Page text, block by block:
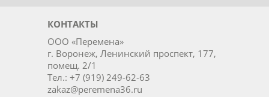
КОНТАКТЫ
ООО «Перемена»
г. Воронеж, Ленинский проспект, 177,
помещ. 2/1
Тел.: +7 (919) 249-62-63
zakaz@peremena36.ru